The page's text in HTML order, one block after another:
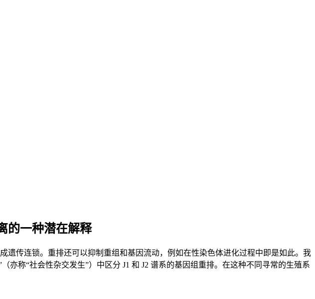
的一种潜在解释
传连锁。重排还可以抑制重组和基因流动，例如在性染色体进化过程中即是如此。我
亦称“社会性杂交发生”）中区分 J1 和 J2 谱系的基因组重排。在这种不同寻常的生殖系